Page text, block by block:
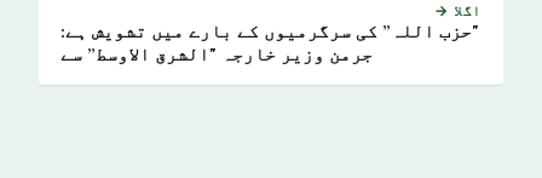
اگلا →
"حزب اللہ” کی سرگرمیوں کے بارے میں تشویش ہے:
جرمن وزیر خارجہ "الشرق الاوسط” سے